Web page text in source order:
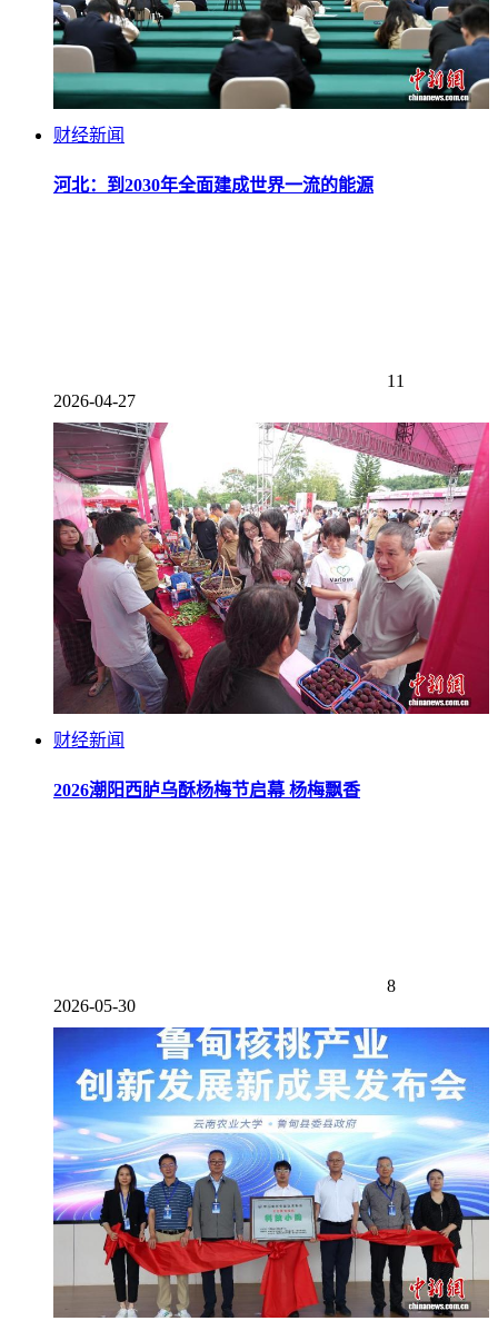
财经新闻
河北：到2030年全面建成世界一流的能源
11
2026-04-27
财经新闻
2026潮阳西胪乌酥杨梅节启幕 杨梅飘香
8
2026-05-30